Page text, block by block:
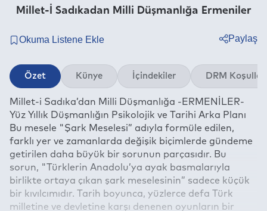
Millet-İ Sadıkadan Milli Düşmanlığa Ermeniler
Paylaş
Twitter
Linkedin
Whatsapp
E-mail
Özet Künye İçindekiler DRM Koşulları
Millet-i Sadıka’dan Milli Düşmanlığa -ERMENİLER-
Yüz Yıllık Düşmanlığın Psikolojik ve Tarihi Arka Planı
Bu mesele "Şark Meselesi” adıyla formüle edilen,
farklı yer ve zamanlarda değişik biçimlerde gündeme
getirilen daha büyük bir sorunun parçasıdır. Bu
sorun, "Türklerin Anadolu’ya ayak basmalarıyla
birlikte ortaya çıkan şark meselesinin” sadece küçük
bir kıvılcımıdır. Tarih boyunca, yüzlerce defa Türk
milletine ve devletine karşı denenen oyunların bir